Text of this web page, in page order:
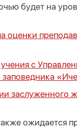
будет на
оценки
с
заповедника
заслуженного
ожидается